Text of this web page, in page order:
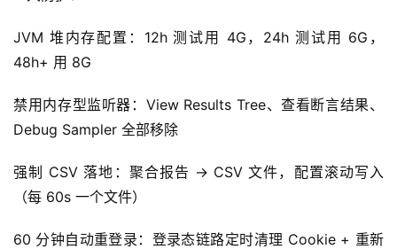
JVM 堆内存配置：12h 测试用 4G，24h 测试用 6G，
48h+ 用 8G
禁用内存型监听器：View Results Tree、查看断言结果、
Debug Sampler 全部移除
强制 CSV 落地：聚合报告 → CSV 文件，配置滚动写入
（每 60s 一个文件）
60 分钟自动重登录：登录态链路定时清理 Cookie + 重新